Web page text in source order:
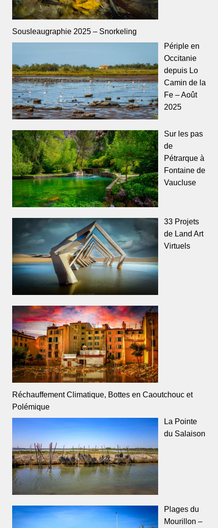
Sousleaugraphie 2025 – Snorkeling
Périple en
Occitanie
depuis Lo
Camin de la
Fe – Août
2025
Sur les pas
de
Pétrarque à
Fontaine de
Vaucluse
33 Projets
de Land Art
Virtuels
Réchauffement Climatique, Bottes en Caoutchouc et
Polémique
La Pointe
du Salaison
Plages du
Mourillon –